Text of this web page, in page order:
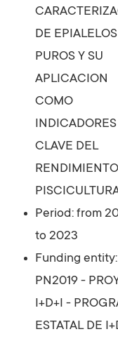
DE EPIALELOS
PUROS Y SU
APLICACION
COMO
INDICADORES
CLAVE DEL
Period: from
to 2023
Funding entity:
PN2019 -
I+D+I -
ESTATAL DE